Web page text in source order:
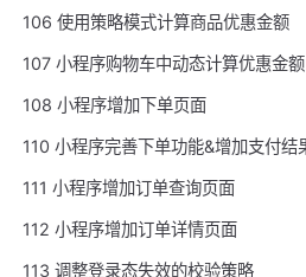
106 使用策略模式计算商品优惠金额
107 小程序购物车中动态计算优惠金额
108 小程序增加下单页面
111 小程序增加订单查询页面
112 小程序增加订单详情页面
113 调整登录态失效的校验策略